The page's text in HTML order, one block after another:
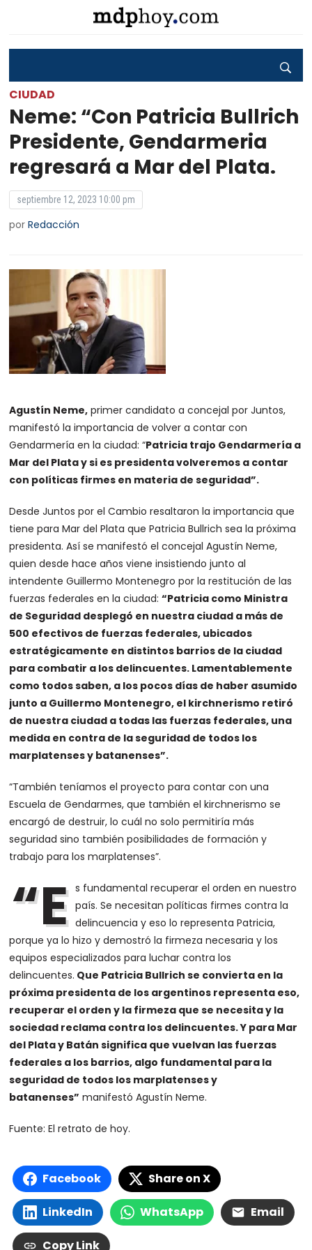
CIUDAD
Neme: “Con Patricia Bullrich
Presidente, Gendarmeria
regresará a Mar del Plata.
septiembre 12, 2023 10:00 pm
porRedacción
Agustín Neme, primer candidato a concejal por Juntos,
manifestó la importancia de volver a contar con
Gendarmería en la ciudad: “Patricia trajo Gendarmería a
Mar del Plata y si es presidenta volveremos a contar
con políticas firmes en materia de seguridad”.
Desde Juntos por el Cambio resaltaron la importancia que
tiene para Mar del Plata que Patricia Bullrich sea la próxima
presidenta. Así se manifestó el concejal Agustín Neme,
quien desde hace años viene insistiendo junto al
intendente Guillermo Montenegro por la restitución de las
fuerzas federales en la ciudad:“Patricia como Ministra
de Seguridad desplegó en nuestra ciudad a más de
500 efectivos de fuerzas federales, ubicados
estratégicamente en distintos barrios de la ciudad
para combatir a los delincuentes. Lamentablemente
como todos saben, a los pocos días de haber asumido
junto a Guillermo Montenegro, el kirchnerismo retiró
de nuestra ciudad a todas las fuerzas federales, una
medida en contra de la seguridad de todos los
marplatenses y batanenses”.
“También teníamos el proyecto para contar con una
Escuela de Gendarmes, que también el kirchnerismo se
encargó de destruir, lo cuál no solo permitiría más
seguridad sino también posibilidades de formación y
trabajo para los marplatenses”.
“E s fundamental recuperar el orden en nuestro
país. Se necesitan políticas firmes contra la
delincuencia y eso lo representa Patricia,
porque ya lo hizo y demostró la firmeza necesaria y los
equipos especializados para luchar contra los
delincuentes. Que Patricia Bullrich se convierta en la
próxima presidenta de los argentinos representa eso,
recuperar el orden y la firmeza que se necesita y la
sociedad reclama contra los delincuentes. Y para Mar
del Plata y Batán significa que vuelvan las fuerzas
federales a los barrios, algo fundamental para la
seguridad de todos los marplatenses y
batanenses” manifestó Agustín Neme.
Fuente: El retrato de hoy.
Facebook Share on X
LinkedIn WhatsApp Email
Copy Link